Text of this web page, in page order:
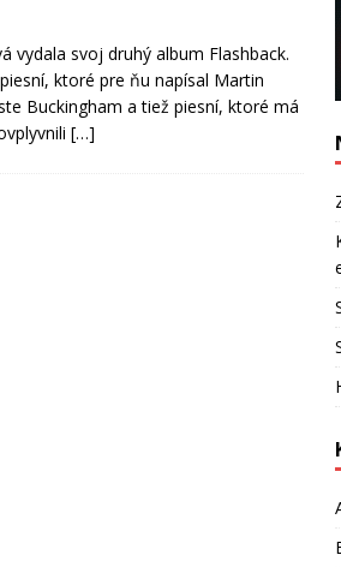
vydala svoj druhý album Flashback.
ktoré pre ňu napísal Martin
Buckingham a tiež piesní, ktoré má
[…]